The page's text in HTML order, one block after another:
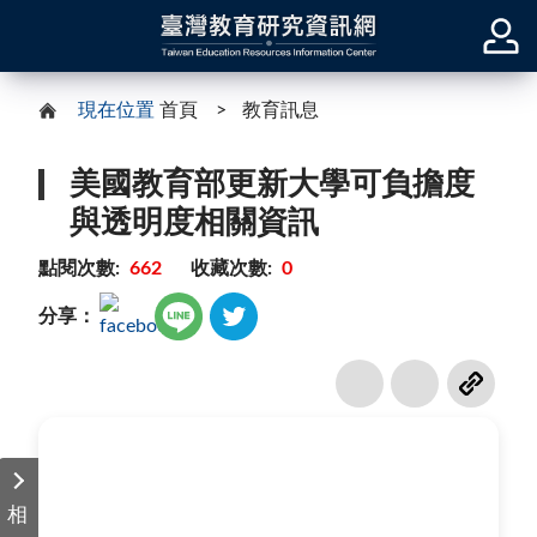
現在位置 首頁 教育訊息
美國教育部更新大學可負擔度
與透明度相關資訊
點閱次數: 662 收藏次數: 0
分享：
相